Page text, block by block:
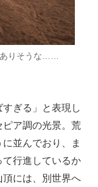
ありそうな……
ぎる」と表現し
ア調の光景。荒
並んでおり、ま
て行進しているか
には、別世界へ